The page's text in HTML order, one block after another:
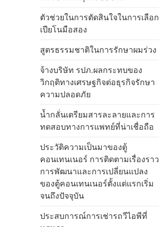
ตัวช่วยในการตัดสินใจในการเลือก
เปียโนมือสอง
สูตรธรรมชาติในการรักษาผมร่วง
จ้างบริษัท รปภ.ผลกระทบของ
วิกฤติทางเศรษฐกิจต่อธุรกิจรักษา
ความปลอดภัย
น้ำกลั่นเตรียมสารละลายและการ
ทดสอบทางการแพทย์ที่น่าเชื่อถือ
ประวัติความเป็นมาของตู้
คอนเทนเนอร์ การติดตามเรื่องราว
การพัฒนาและการเปลี่ยนแปลง
ของตู้คอนเทนเนอร์ตั้งแต่แรกเริ่ม
จนถึงปัจจุบัน
ประสบการณ์การเช่ารถวีไอพีที่